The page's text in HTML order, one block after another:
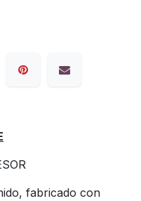
fabricado con